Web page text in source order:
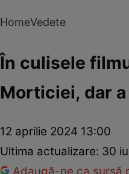
HomeVedete
În culisele
Morticiei, dar
12 aprilie 2024 13:00
Ultima actualizare: 30